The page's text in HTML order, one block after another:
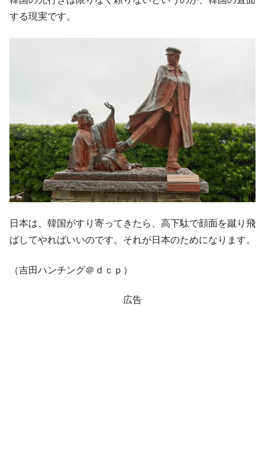
する現実です。
日本は、韓国がすり寄ってきたら、高下駄で顔面を蹴り飛
ばしてやればいいのです。それが日本のためになります。
（吉田ハンチング＠ｄｃｐ）
広告